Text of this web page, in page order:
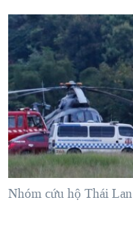
Nhóm cứu hộ Thái Lan